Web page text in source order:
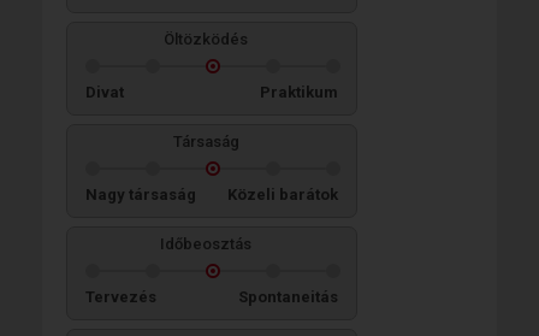
Öltözködés
Divat Praktikum
Társaság
Nagy társaság Közeli barátok
Időbeosztás
Tervezés Spontaneitás